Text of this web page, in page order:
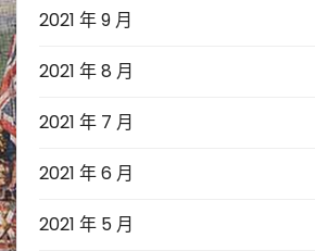
2021 年 9 月
2021 年 8 月
2021 年 7 月
2021 年 6 月
2021 年 5 月